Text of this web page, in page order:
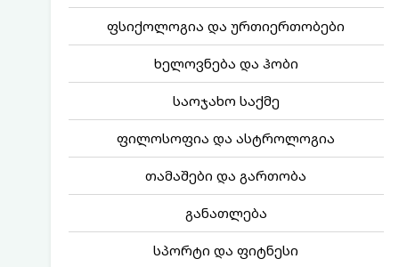
ფსიქოლოგია და ურთიერთობები
ხელოვნება და ჰობი
საოჯახო საქმე
ფილოსოფია და ასტროლოგია
თამაშები და გართობა
განათლება
სპორტი და ფიტნესი